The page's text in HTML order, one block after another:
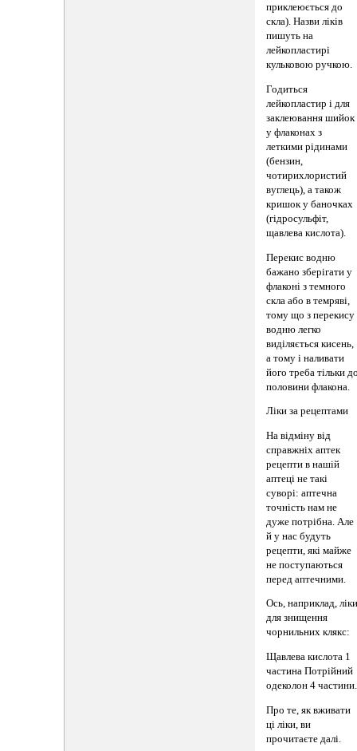
приклеюється до
скла). Назви ліків
пишуть на
лейкопластирі
кульковою ручкою.
Годиться
лейкопластир і для
заклеювання шийок
у флаконах з
леткими рідинами
(бензин,
чотирихлористий
вуглець), а також
кришок у баночках
(гідросульфіт,
щавлева кислота).
Перекис водню
бажано зберігати у
флаконі з темного
скла або в темряві,
тому що з перекису
водню легко
виділяється кисень,
а тому і наливати
його треба тільки
половини флакона.
Ліки за рецептами
На відміну від
справжніх аптек
рецепти в нашій
аптеці не такі
суворі: аптечна
точність нам не
дуже потрібна. Але
й у нас будуть
рецепти, які майже
не поступаються
перед аптечними.
Ось, наприклад,
для знищення
чорнильних клякс:
Щавлева кислота 1
частина Потрійний
одеколон 4 частини.
Про те, як вживати
ці ліки, ви
прочитаєте далі.